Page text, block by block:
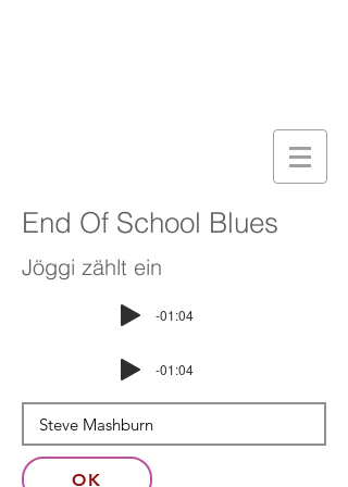
End Of School Blues
Jöggi zählt ein
-01:04
-01:04
OK